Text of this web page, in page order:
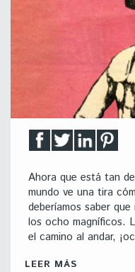
Ahora que está tan
mundo ve una tira
deberíamos saber
los ocho magníficos.
el camino al andar,
LEER MÁS